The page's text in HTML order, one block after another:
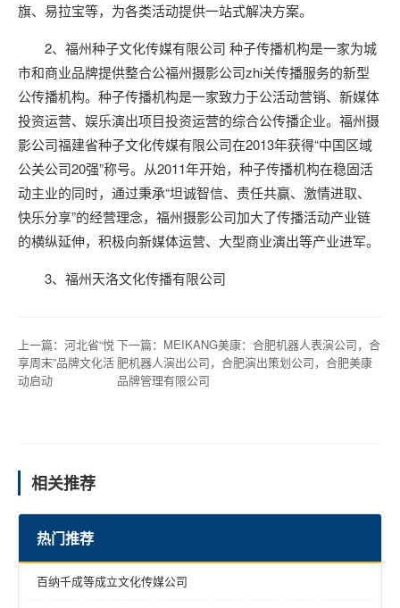
旗、易拉宝等，为各类活动提供一站式解决方案。
2、福州种子文化传媒有限公司 种子传播机构是一家为城
市和商业品牌提供整合公福州摄影公司zhi关传播服务的新型
公传播机构。种子传播机构是一家致力于公活动营销、新媒体
投资运营、娱乐演出项目投资运营的综合公传播企业。福州摄
影公司福建省种子文化传媒有限公司在2013年获得“中国区域
公关公司20强”称号。从2011年开始，种子传播机构在稳固活
动主业的同时，通过秉承“坦诚智信、责任共赢、激情进取、
快乐分享”的经营理念，福州摄影公司加大了传播活动产业链
的横纵延伸，积极向新媒体运营、大型商业演出等产业进军。
3、福州天洛文化传播有限公司
上一篇： 河北省“悦
享周末”品牌文化活
动启动
下一篇： MEIKANG美康：合肥机器人表演公司，合
肥机器人演出公司，合肥演出策划公司，合肥美康
品牌管理有限公司
相关推荐
热门推荐
百纳千成等成立文化传媒公司